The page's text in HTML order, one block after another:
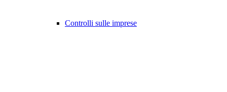
Controlli sulle imprese